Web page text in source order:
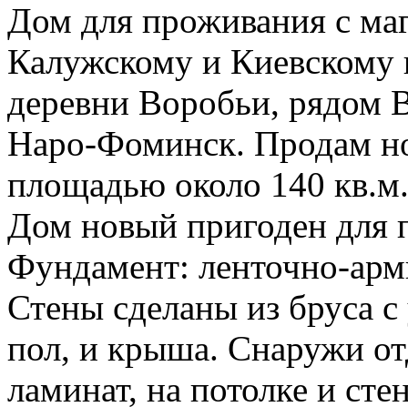
Дом для проживания с
Калужскому и
деревни Воробьи, рядом
Наро-Фоминск. Продам
площадью около 140
Дом новый пригоден
Фундамент: ленточно-
Стены сделаны из бруса
пол, и крыша. Снаружи
ламинат, на потолке и